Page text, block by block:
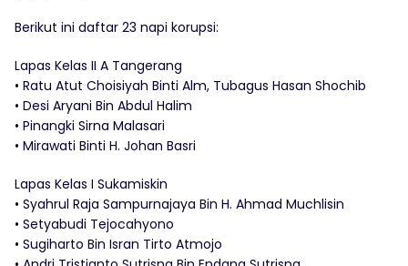
Berikut ini daftar 23 napi korupsi:
Lapas Kelas II A Tangerang
• Ratu Atut Choisiyah Binti Alm, Tubagus Hasan Shochib
• Desi Aryani Bin Abdul Halim
• Pinangki Sirna Malasari
• Mirawati Binti H. Johan Basri
Lapas Kelas I Sukamiskin
• Syahrul Raja Sampurnajaya Bin H. Ahmad Muchlisin
• Setyabudi Tejocahyono
• Sugiharto Bin Isran Tirto Atmojo